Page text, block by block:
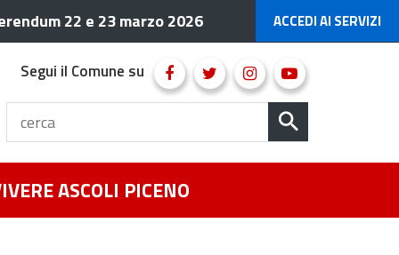
22 e 23 marzo 2026 ACCEDI AI SERVIZI
Segui il Comune su
ASCOLI PICENO